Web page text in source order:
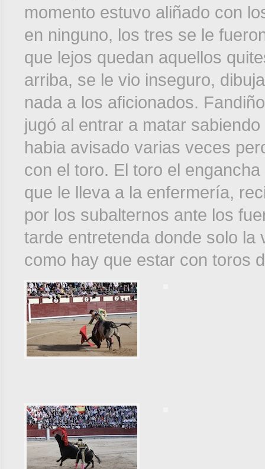
momento estuvo aliñado con
en ninguno, los tres se le
que lejos quedan aquellos
arriba, se le vio inseguro,
nada a los aficionados.
jugó al entrar a matar
habia avisado varias veces
con el toro. El toro el
que le lleva a la enfermería,
por los subalternos ante los
tarde entretenda donde solo
como hay que estar con toros